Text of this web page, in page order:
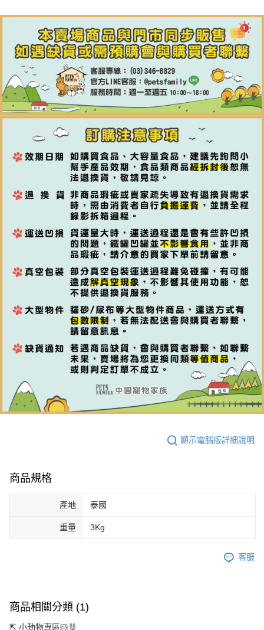
顯示電腦版詳細說明
商品規格
產地 泰國
重量 3Kg
客服
商品相關分類 (1)
⇱ 小動物專區🐹🐰